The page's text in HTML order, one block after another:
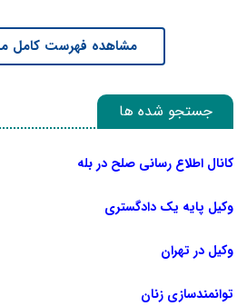
مشاهده فهرست کامل
جستجو شده ها
کانال اطلاع رسانی صلح در بله
وکیل پایه یک دادگستری
وکیل در تهران
توانمندسازی زنان